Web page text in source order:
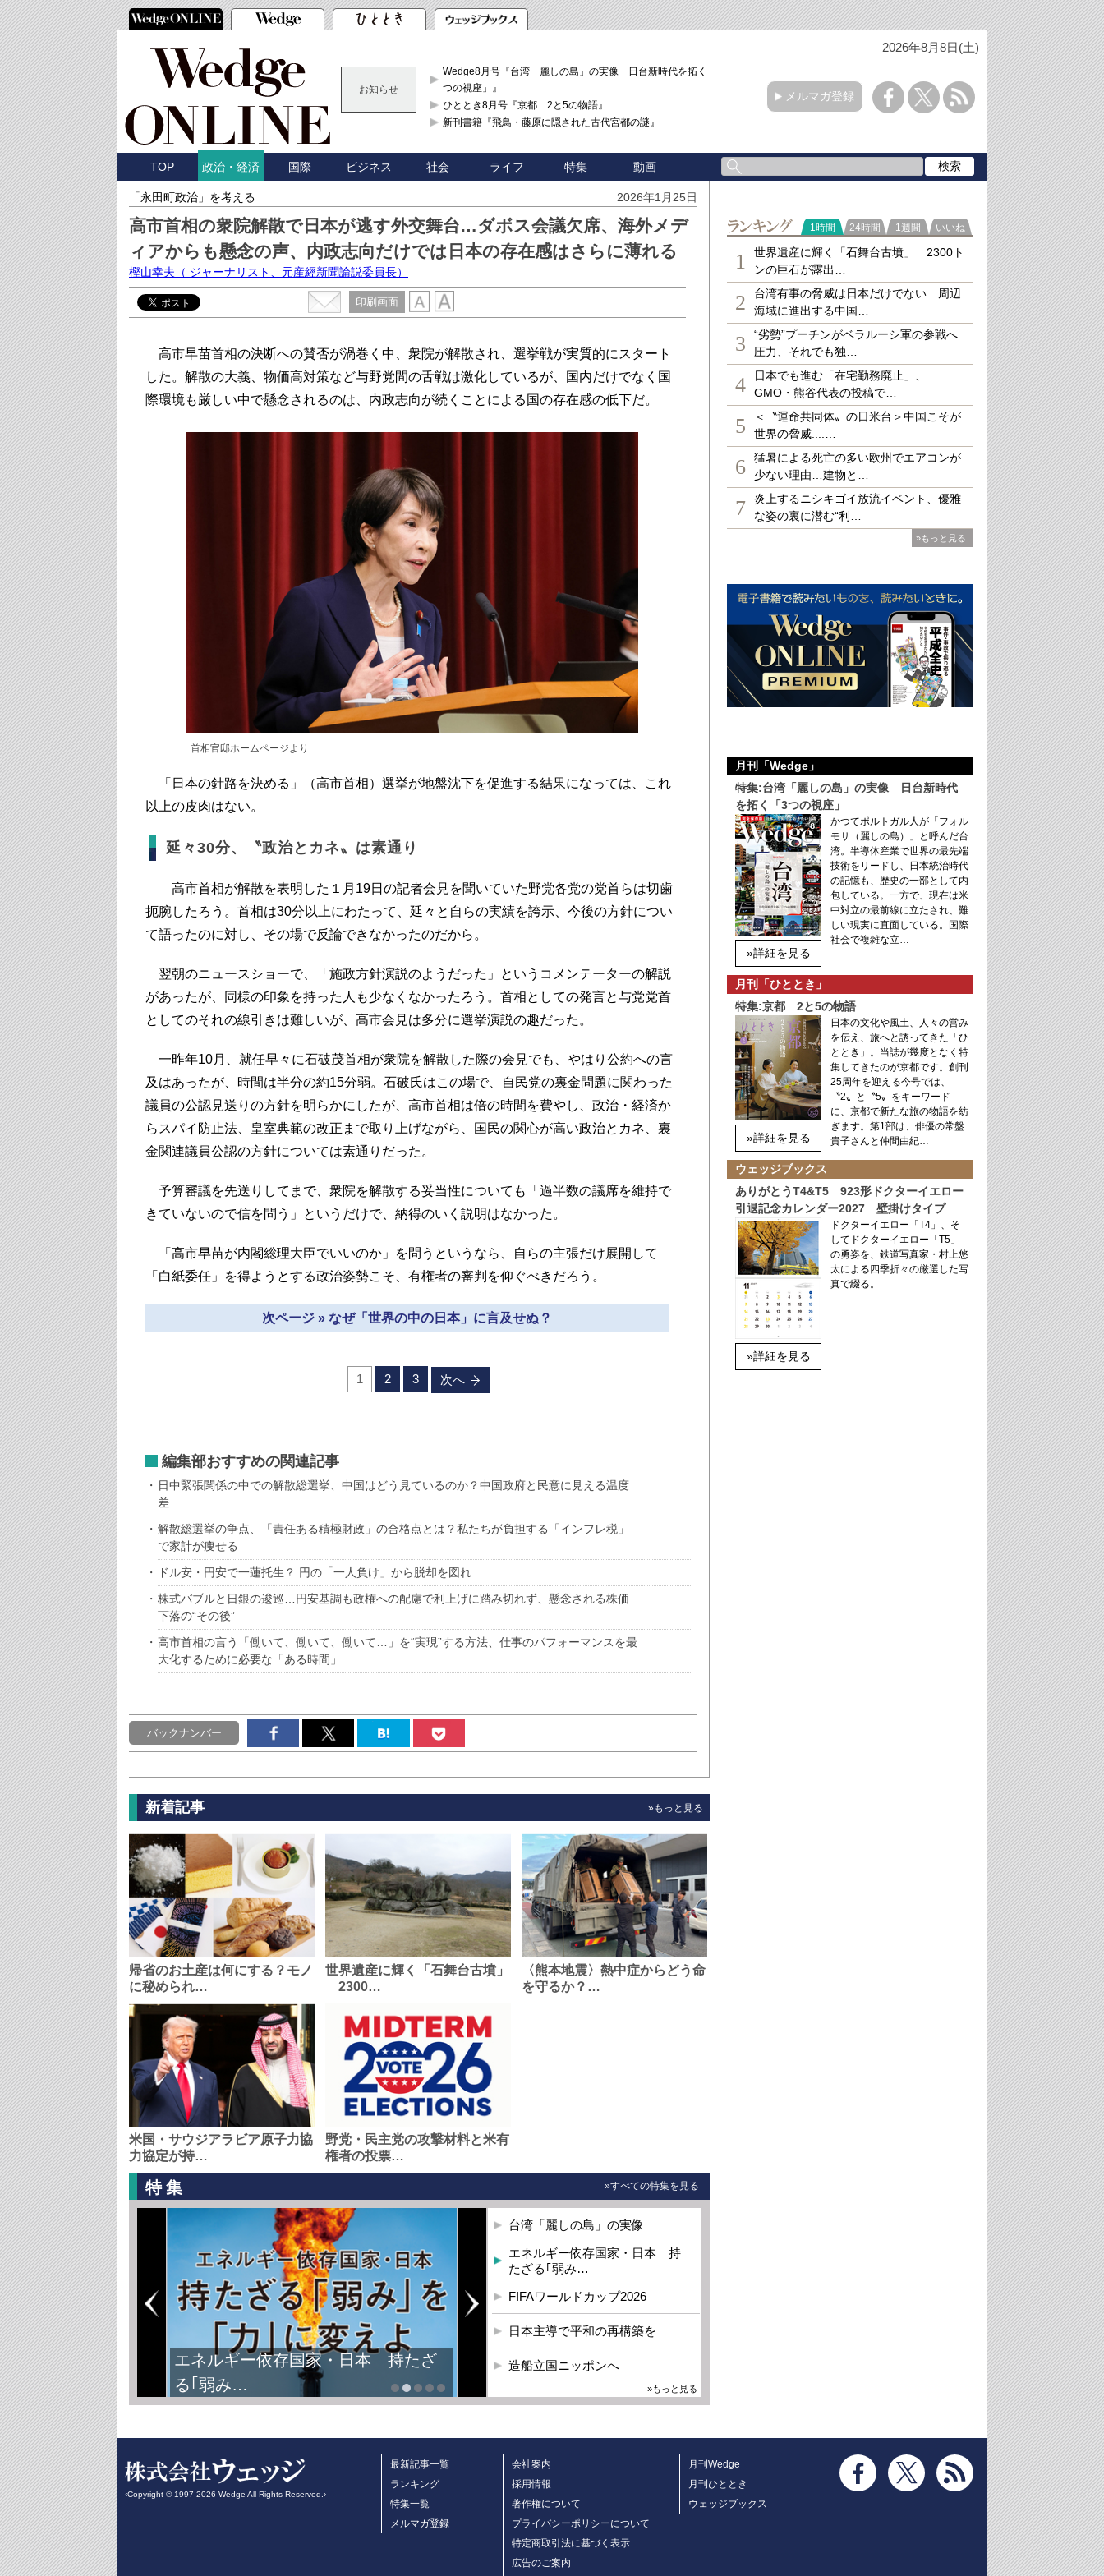
2026年8月8日(土)
お知らせ
Wedge8月号『台湾「麗しの島」の実像 日台新時代を拓く「3
つの視座」』
ひととき8月号『京都 2と5の物語』
新刊書籍『飛鳥・藤原に隠された古代宮都の謎』
メルマガ登録
TOP 政治・経済 国際 ビジネス 社会 ライフ 特集 動画
「永田町政治」を考える 2026年1月25日
高市首相の衆院解散で日本が逃す外交舞台…ダボス会議欠席、海外メデ
ィアからも懸念の声、内政志向だけでは日本の存在感はさらに薄れる
樫山幸夫 （ ジャーナリスト、元産經新聞論説委員長）
印刷画面
高市早苗首相の決断への賛否が渦巻く中、衆院が解散され、選挙戦が実質的にスタート
した。解散の大義、物価高対策など与野党間の舌戦は激化しているが、国内だけでなく国
際環境も厳しい中で懸念されるのは、内政志向が続くことによる国の存在感の低下だ。
首相官邸ホームページより
「日本の針路を決める」（高市首相）選挙が地盤沈下を促進する結果になっては、これ
以上の皮肉はない。
延々30分、〝政治とカネ〟は素通り
高市首相が解散を表明した１月19日の記者会見を聞いていた野党各党の党首らは切歯
扼腕したろう。首相は30分以上にわたって、延々と自らの実績を誇示、今後の方針につい
て語ったのに対し、その場で反論できなかったのだから。
翌朝のニュースショーで、「施政方針演説のようだった」というコメンテーターの解説
があったが、同様の印象を持った人も少なくなかったろう。首相としての発言と与党党首
としてのそれの線引きは難しいが、高市会見は多分に選挙演説の趣だった。
一昨年10月、就任早々に石破茂首相が衆院を解散した際の会見でも、やはり公約への言
及はあったが、時間は半分の約15分弱。石破氏はこの場で、自民党の裏金問題に関わった
議員の公認見送りの方針を明らかにしたが、高市首相は倍の時間を費やし、政治・経済か
らスパイ防止法、皇室典範の改正まで取り上げながら、国民の関心が高い政治とカネ、裏
金関連議員公認の方針については素通りだった。
予算審議を先送りしてまで、衆院を解散する妥当性についても「過半数の議席を維持で
きていないので信を問う」というだけで、納得のいく説明はなかった。
「高市早苗が内閣総理大臣でいいのか」を問うというなら、自らの主張だけ展開して
「白紙委任」を得ようとする政治姿勢こそ、有権者の審判を仰ぐべきだろう。
次ページ » なぜ「世界の中の日本」に言及せぬ？
1 2 3 次へ
編集部おすすめの関連記事
日中緊張関係の中での解散総選挙、中国はどう見ているのか？中国政府と民意に見える温度
差
解散総選挙の争点、「責任ある積極財政」の合格点とは？私たちが負担する「インフレ税」
で家計が痩せる
ドル安・円安で一蓮托生？ 円の「一人負け」から脱却を図れ
株式バブルと日銀の逡巡…円安基調も政権への配慮で利上げに踏み切れず、懸念される株価
下落の“その後”
高市首相の言う「働いて、働いて、働いて…」を“実現”する方法、仕事のパフォーマンスを最
大化するために必要な「ある時間」
バックナンバー
新着記事 »もっと見る
帰省のお土産は何にする？モノ
に秘められ…
世界遺産に輝く「石舞台古墳」
2300…
〈熊本地震〉熱中症からどう命
を守るか？…
米国・サウジアラビア原子力協
力協定が持…
野党・民主党の攻撃材料と米有
権者の投票…
特集 »すべての特集を見る
エネルギー依存国家・日本 持たざ
る｢弱み…
台湾「麗しの島」の実像
エネルギー依存国家・日本 持
たざる｢弱み…
FIFAワールドカップ2026
日本主導で平和の再構築を
造船立国ニッポンへ
»もっと見る
ランキング
1時間 24時間 1週間 いいね
1
世界遺産に輝く「石舞台古墳」 2300ト
ンの巨石が露出…
2
台湾有事の脅威は日本だけでない…周辺
海域に進出する中国…
3
“劣勢”プーチンがベラルーシ軍の参戦へ
圧力、それでも独…
4
日本でも進む「在宅勤務廃止」、
GMO・熊谷代表の投稿で…
5
＜〝運命共同体〟の日米台＞中国こそが
世界の脅威....…
6
猛暑による死亡の多い欧州でエアコンが
少ない理由…建物と…
7
炎上するニシキゴイ放流イベント、優雅
な姿の裏に潜む“利…
»もっと見る
月刊「Wedge」
特集:台湾「麗しの島」の実像 日台新時代
を拓く「3つの視座」
»詳細を見る
かつてポルトガル人が「フォル
モサ（麗しの島）」と呼んだ台
湾。半導体産業で世界の最先端
技術をリードし、日本統治時代
の記憶も、歴史の一部として内
包している。一方で、現在は米
中対立の最前線に立たされ、難
しい現実に直面している。国際
社会で複雑な立…
月刊「ひととき」
特集:京都 2と5の物語
»詳細を見る
日本の文化や風土、人々の営み
を伝え、旅へと誘ってきた「ひ
ととき」。当誌が幾度となく特
集してきたのが京都です。創刊
25周年を迎える今号では、
〝2〟と〝5〟をキーワード
に、京都で新たな旅の物語を紡
ぎます。第1部は、俳優の常盤
貴子さんと仲間由紀…
ウェッジブックス
ありがとうT4&T5 923形ドクターイエロー
引退記念カレンダー2027 壁掛けタイプ
»詳細を見る
ドクターイエロー「T4」、そ
してドクターイエロー「T5」
の勇姿を、鉄道写真家・村上悠
太による四季折々の厳選した写
真で綴る。
‹Copyright © 1997-2026 Wedge All Rights Reserved.›
最新記事一覧
ランキング
特集一覧
メルマガ登録
会社案内
採用情報
著作権について
プライバシーポリシーについて
特定商取引法に基づく表示
広告のご案内
月刊Wedge
月刊ひととき
ウェッジブックス